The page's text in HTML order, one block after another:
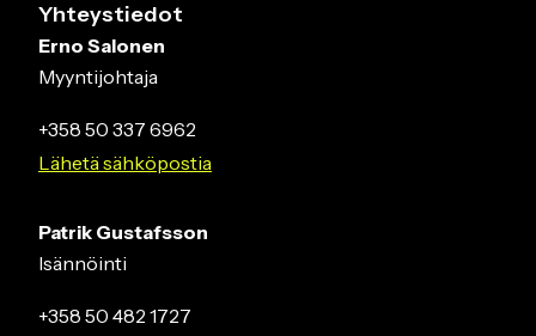
Yhteystiedot
Erno Salonen
Myyntijohtaja
+358 50 337 6962
Lähetä sähköpostia
Patrik Gustafsson
Isännöinti
+358 50 482 1727